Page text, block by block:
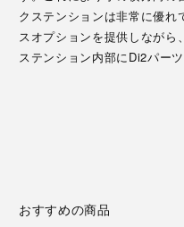
クステンションは非常に優れ
スオプションを提供しながら
ステンション内部にDi2パー
おすすめの商品